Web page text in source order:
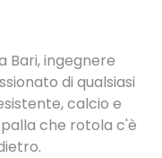
Bari, ingegnere
di qualsiasi
calcio e
che rotola c'è